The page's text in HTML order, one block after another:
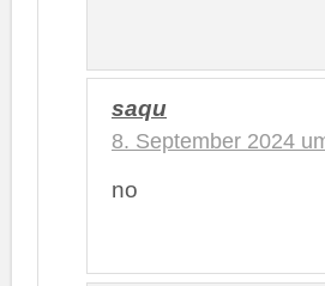
saqu
8. September 2024
no